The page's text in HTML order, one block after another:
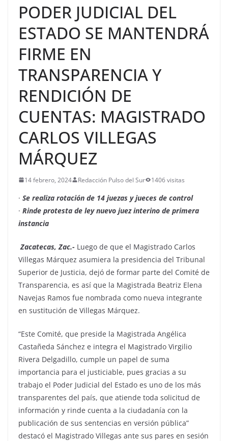
PODER JUDICIAL DEL
ESTADO SE MANTENDRÁ
FIRME EN
TRANSPARENCIA Y
RENDICIÓN DE
CUENTAS: MAGISTRADO
CARLOS VILLEGAS
MÁRQUEZ
14 febrero, 2024 Redacción Pulso del Sur 1406 visitas
· Se realiza rotación de 14 juezas y jueces de control
· Rinde protesta de ley nuevo juez interino de primera
instancia
Zacatecas, Zac.- Luego de que el Magistrado Carlos
Villegas Márquez asumiera la presidencia del Tribunal
Superior de Justicia, dejó de formar parte del Comité de
Transparencia, es así que la Magistrada Beatriz Elena
Navejas Ramos fue nombrada como nueva integrante
en sustitución de Villegas Márquez.
“Este Comité, que preside la Magistrada Angélica
Castañeda Sánchez e integra el Magistrado Virgilio
Rivera Delgadillo, cumple un papel de suma
importancia para el justiciable, pues gracias a su
trabajo el Poder Judicial del Estado es uno de los más
transparentes del país, que atiende toda solicitud de
información y rinde cuenta a la ciudadanía con la
publicación de sus sentencias en versión pública”
destacó el Magistrado Villegas ante sus pares en sesión